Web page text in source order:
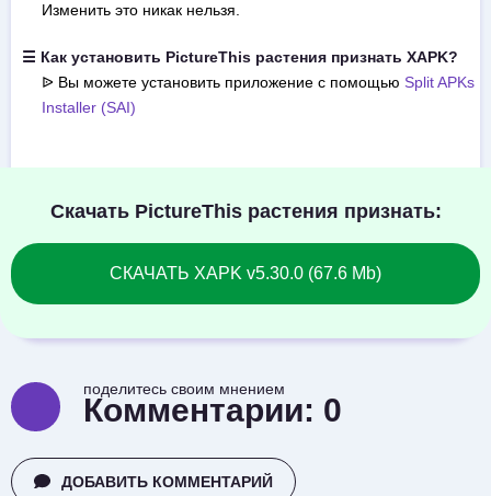
Изменить это никак нельзя.
☰ Как установить PictureThis растения признать XAPK?
ᐉ Вы можете установить приложение с помощью Split APKs
Installer (SAI)
Скачать PictureThis растения признать:
СКАЧАТЬ XAPK v5.30.0 (67.6 Mb)
поделитесь своим мнением
Комментарии: 0
ДОБАВИТЬ КОММЕНТАРИЙ